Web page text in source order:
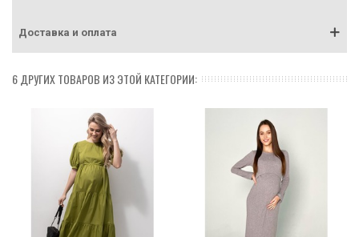
Доставка и оплата
6 ДРУГИХ ТОВАРОВ ИЗ ЭТОЙ КАТЕГОРИИ: